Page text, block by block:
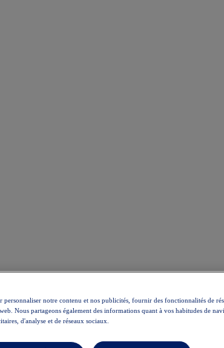
personnaliser notre contenu et nos publicités, fournir des fonctionnalités de
Nous partageons également des informations quant à vos habitudes de
d'analyse et de réseaux sociaux.